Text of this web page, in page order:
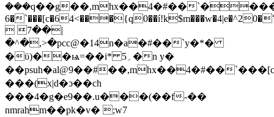
���q��g��,mhx��4�#��
6�
 7��|
�^�,>�pcc@�14n�a�#��`y�*�
�ϋ)��ѩ=��i* 5؍�n y�
��psuh�al@9��#��,mhx��4�#��
���(x|d�ɔ��ch
���4�g�e9��.u���(��f-��
nmrahm��pk�v� ;w7